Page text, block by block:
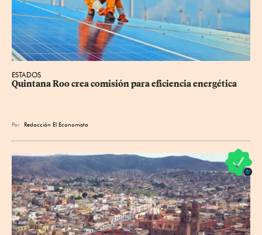
ESTADOS
Quintana Roo crea comisión para eficiencia energética
Por Redacción El Economista